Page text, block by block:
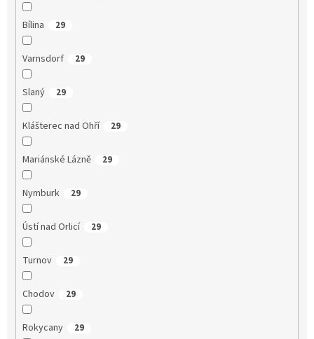
Bílina 29
Varnsdorf 29
Slaný 29
Klášterec nad Ohří 29
Mariánské Lázně 29
Nymburk 29
Ústí nad Orlicí 29
Turnov 29
Chodov 29
Rokycany 29